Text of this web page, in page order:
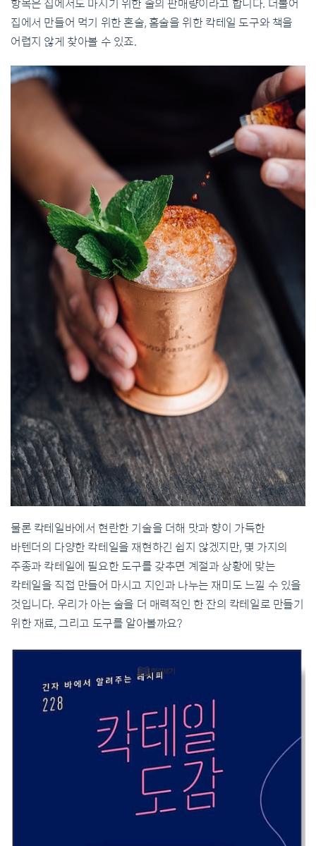
항목은 집에서도 마시기 위한 술의 판매량이라고 합니다. 더불어
집에서 만들어 먹기 위한 혼술, 홈술을 위한 칵테일 도구와 책을
어렵지 않게 찾아볼 수 있죠.
물론 칵테일바에서 현란한 기술을 더해 맛과 향이 가득한
바텐더의 다양한 칵테일을 재현하긴 쉽지 않겠지만, 몇 가지의
주종과 칵테일에 필요한 도구를 갖추면 계절과 상황에 맞는
칵테일을 직접 만들어 마시고 지인과 나누는 재미도 느낄 수 있을
것입니다. 우리가 아는 술을 더 매력적인 한 잔의 칵테일로 만들기
위한 재료, 그리고 도구를 알아볼까요?